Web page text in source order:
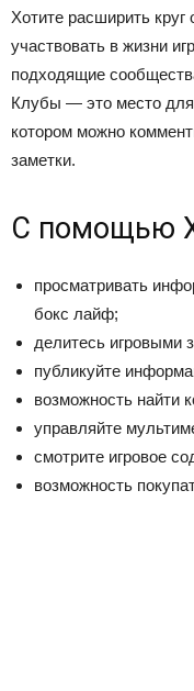
Хотите расширить
участвовать в жизни
подходящие
Клубы — это место для
котором можно
заметки.
С помощью
просматривать
бокс лайф;
делитесь игровыми
публикуйте
возможность найти
управляйте
смотрите игровое
возможность